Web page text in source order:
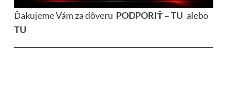
Ďakujeme Vám za dôveru PODPORIŤ – TU alebo
TU